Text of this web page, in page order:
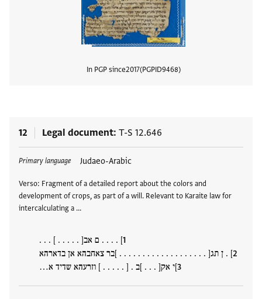
In PGP since2017 PGPID9468
12 Legal document T-S 12.646
Primary language Judaeo-Arabic
Verso: Fragment of a detailed report about the colors and
development of crops, as part of a will. Relevant to Karaite law for
intercalculating a …
] . . . . ם אב[ . . . . . ] . . .
] . ן תג[ . . . . . . . . . . . . . . . . . . . ]בר צאחבהא אן בדארהא
]י אק[ . . . ]ב . [ . . . . . ] וזרעהא שדיד א…
Tags